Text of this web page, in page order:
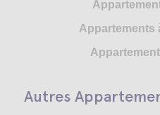
Appartements
Autres